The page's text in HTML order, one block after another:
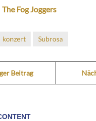
The Fog Joggers
konzert Subrosa
Beitrag